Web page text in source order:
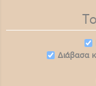
Διάβασα